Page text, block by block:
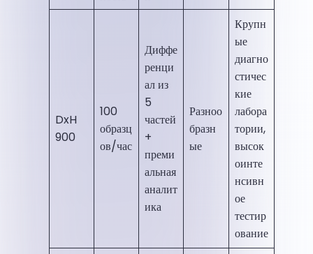
DxH
900
100
образц
ов/час
Диффе
ренци
ал из
5
частей
+
преми
альная
аналит
ика
Разноо
бразн
ые
Крупн
ые
диагно
стичес
кие
лабора
тории,
высок
оинте
нсивн
ое
тестир
ование